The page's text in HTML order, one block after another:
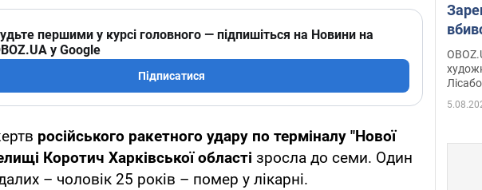
першими у курсі головного — підпишіться на Новини на
у Google
Підписатися
російського ракетного удару по терміналу "Нової
Коротич Харківської області зросла до семи. Один
– чоловік 25 років – помер у лікарні.
в